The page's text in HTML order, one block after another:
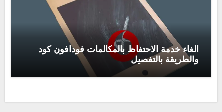
الغاء خدمة الاحتفاظ بالمكالمات فودافون كود
والطريقة بالتفصيل